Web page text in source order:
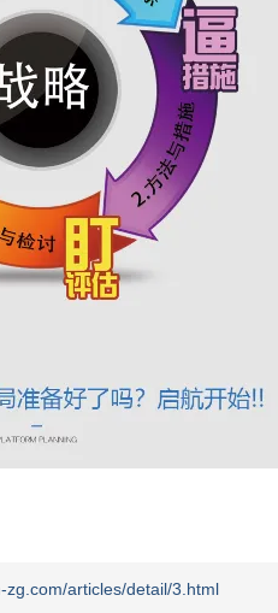
zg.com/articles/detail/3.html